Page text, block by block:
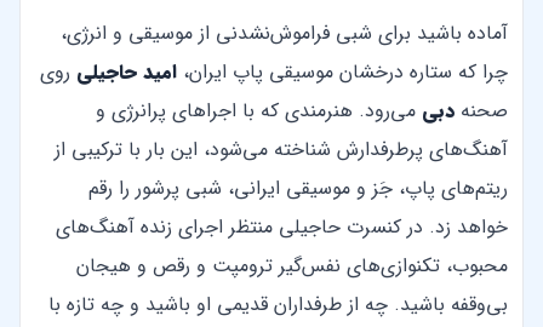
آماده باشید برای شبی فراموش‌نشدنی از موسیقی و انرژی،
چرا که ستاره درخشان موسیقی پاپ ایران، امید حاجیلی روی
صحنه دبی می‌رود. هنرمندی که با اجراهای پرانرژی و
آهنگ‌های پرطرفدارش شناخته می‌شود، این بار با ترکیبی از
ریتم‌های پاپ، جَز و موسیقی ایرانی، شبی پرشور را رقم
خواهد زد. در کنسرت حاجیلی منتظر اجرای زنده آهنگ‌های
محبوب، تکنوازی‌های نفس‌گیر ترومپت و رقص و هیجان
بی‌وقفه باشید. چه از طرفداران قدیمی او باشید و چه تازه با